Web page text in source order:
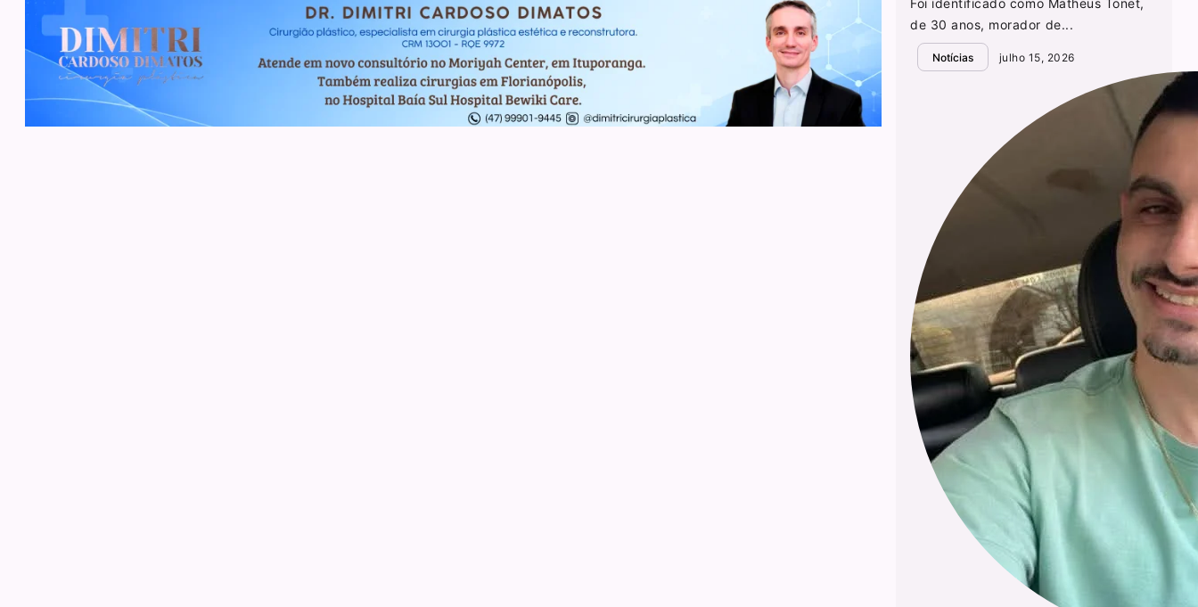
Foi identificado como Matheus Tonet,
de 30 anos, morador de...
Notícias julho 15, 2026